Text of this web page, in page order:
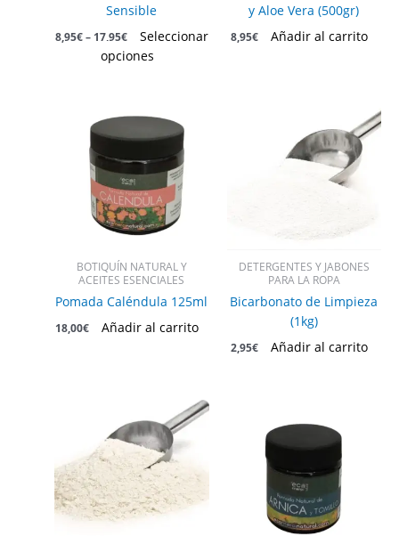
Sensible
8,95€– 17,95€
Seleccionar
opciones
página
y Aloe Vera (500gr)
8,95€ Añadir al carrito
BOTIQUÍN NATURAL Y
ACEITES ESENCIALES
Pomada Caléndula 125ml
18,00€ Añadir al carrito
DETERGENTES Y JABONES
PARA LA ROPA
Bicarbonato de Limpieza
(1kg)
2,95€ Añadir al carrito
producto
tiene
múltiples
variantes.
Las
opciones